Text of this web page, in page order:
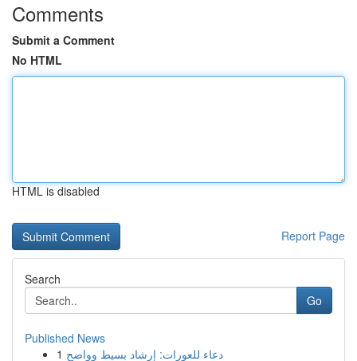
Comments
Submit a Comment
No HTML
HTML is disabled
Report Page
Search
Go
Published News
1 دعاء للعورات: إرشاد بسيط وواضح